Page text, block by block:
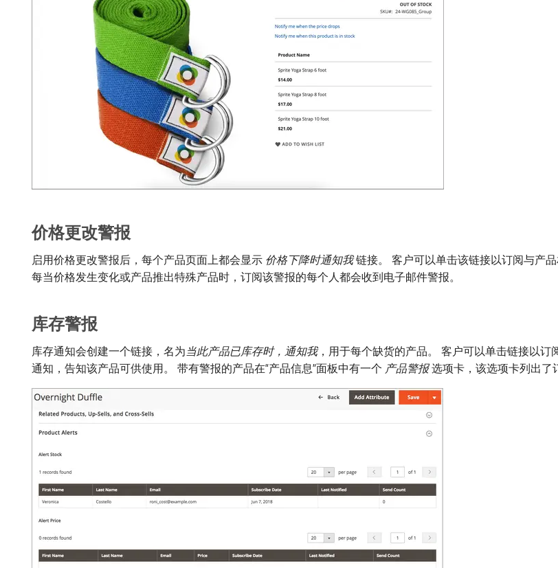
价格更改警报
启用价格更改警报后，每个产品页面上都会显示​ 价格下降时通知我链接。 客户可以单击该链接以订阅与产
每当价格发生变化或产品推出特殊产品时，订阅该警报的每个人都会收到电子邮件警报。
库存警报
库存通知会创建一个链接，名为​ 当此产品已库存时，通知我，用于每个缺货的产品。 客户可以单击链接以
通知，告知该产品可供使用。 带有警报的产品在“产品信息”面板中有一个​ 产品警报选项卡，该选项卡列出了